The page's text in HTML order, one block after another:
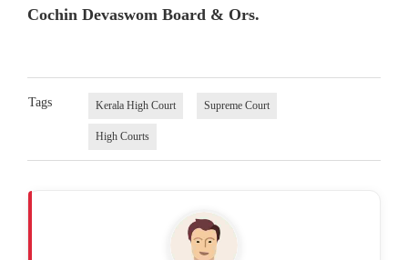
Cochin Devaswom Board & Ors.
Tags Kerala High Court Supreme Court
High Courts